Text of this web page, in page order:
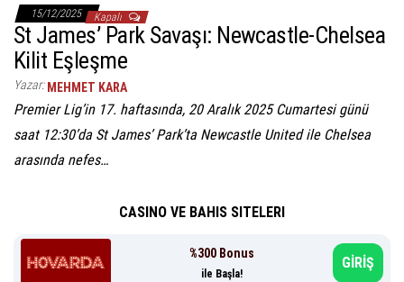
15/12/2025 Kapalı
St James’ Park Savaşı: Newcastle-Chelsea
Kilit Eşleşme
Yazar: MEHMET KARA
Premier Lig’in 17. haftasında, 20 Aralık 2025 Cumartesi günü
saat 12:30’da St James’ Park’ta Newcastle United ile Chelsea
arasında nefes…
CASINO VE BAHIS SITELERI
%300 Bonus
ile Başla!
GİRİŞ